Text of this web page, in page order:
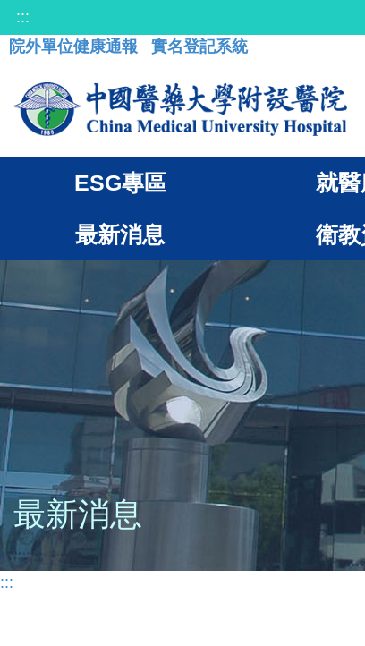
:::
院外單位健康通報
實名登記系統
ESG專區 就
最新消息 衛
最新消息
:::